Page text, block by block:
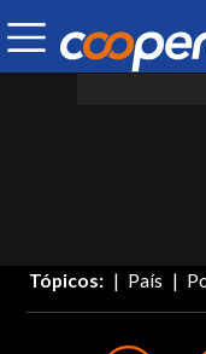
Tópicos: País